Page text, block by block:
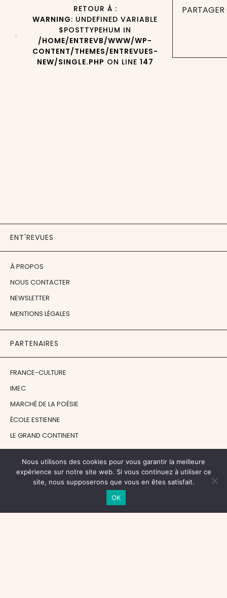
RETOUR À :
WARNING: UNDEFINED VARIABLE
$POSTTYPEHUM IN
/HOME/ENTREVB/WWW/WP-
CONTENT/THEMES/ENTREVUES-
NEW/SINGLE.PHP ON LINE 147
ENT'REVUES
À PROPOS
NOUS CONTACTER
NEWSLETTER
MENTIONS LÉGALES
PARTENAIRES
FRANCE-CULTURE
IMEC
MARCHÉ DE LA POÉSIE
ÉCOLE ESTIENNE
LE GRAND CONTINENT
DIACRITIK
EN ATTENDANT NADEAU
Nous utilisons des cookies pour vous garantir la meilleure
expérience sur notre site web. Si vous continuez à utiliser ce
site, nous supposerons que vous en êtes satisfait.
OK